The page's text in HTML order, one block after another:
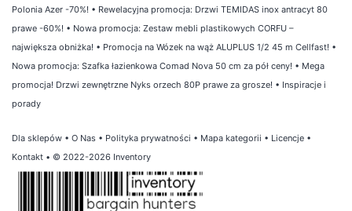
Polonia Azer -70%! • Rewelacyjna promocja: Drzwi TEMIDAS inox antracyt 80
prawe -60%! • Nowa promocja: Zestaw mebli plastikowych CORFU –
największa obniżka! • Promocja na Wózek na wąż ALUPLUS 1/2 45 m Cellfast! •
Nowa promocja: Szafka łazienkowa Comad Nova 50 cm za pół ceny! • Mega
promocja! Drzwi zewnętrzne Nyks orzech 80P prawe za grosze! • Inspiracje i
porady
Dla sklepów • O Nas • Polityka prywatności • Mapa kategorii • Licencje •
Kontakt • © 2022-2026 Inventory